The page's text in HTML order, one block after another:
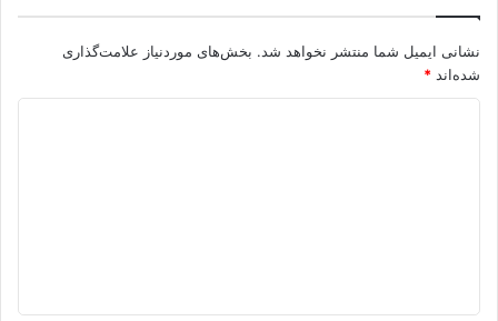
نشانی ایمیل شما منتشر نخواهد شد. بخش‌های موردنیاز علامت‌گذاری
شده‌اند *
*